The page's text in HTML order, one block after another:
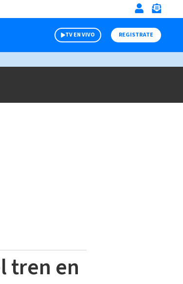
TV EN VIVO REGISTRATE
tren en